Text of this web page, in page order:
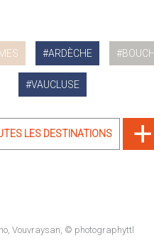
ARDÈCHE
VAUCLUSE
LES DESTINATIONS
Vouvraysan, © photographyttl